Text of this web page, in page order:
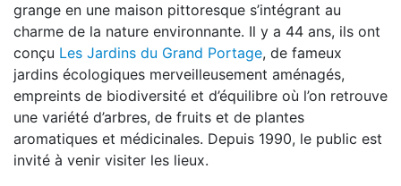
grange en une maison pittoresque s’intégrant au
charme de la nature environnante. Il y a 44 ans, ils ont
conçu Les Jardins du Grand Portage, de fameux
jardins écologiques merveilleusement aménagés,
empreints de biodiversité et d’équilibre où l’on retrouve
une variété d’arbres, de fruits et de plantes
aromatiques et médicinales. Depuis 1990, le public est
invité à venir visiter les lieux.